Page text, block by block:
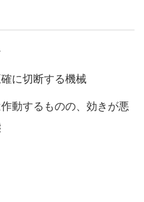
に切断する機械
動するものの、効きが悪